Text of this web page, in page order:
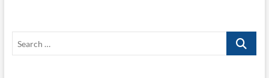
z
é
t
: